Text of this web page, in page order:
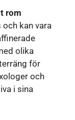
rom
kan vara
olika
för
och
i sina